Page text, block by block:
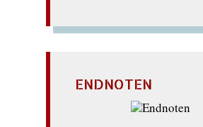
ENDNOTEN